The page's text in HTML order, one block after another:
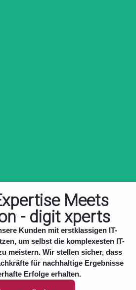
Meets
- digit xperts
Kunden mit erstklassigen IT-
um selbst die komplexesten IT-
meistern. Wir stellen sicher, dass
für nachhaltige Ergebnisse
Erfolge erhalten.